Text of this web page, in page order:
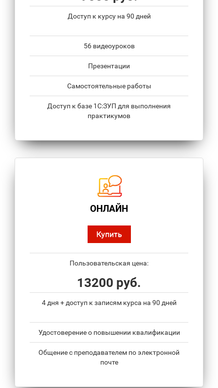
Доступ к курсу на 90 дней
56 видеоуроков
Презентации
Самостоятельные работы
Доступ к базе 1С:ЗУП для выполнения
практикумов
ОНЛАЙН
Купить
Пользовательская цена:
13200 руб.
4 дня + доступ к записям курса на 90 дней
Удостоверение о повышении квалификации
Общение с преподавателем по электронной
почте